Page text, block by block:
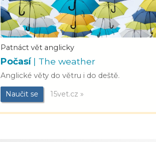
Patnáct vět anglicky
Počasí | The weather
Anglické věty do větru i do deště.
Naučit se 15vet.cz »